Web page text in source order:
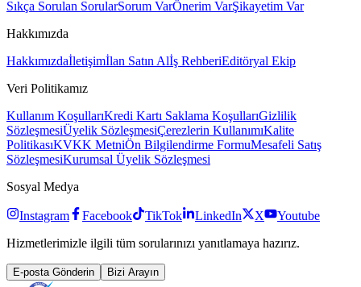
Sıkça Sorulan SorularSorum VarÖnerim VarŞikayetim Var
Hakkımızda
Hakkımızdaİletişimİlan Satın Alİş RehberiEditöryal Ekip
Veri Politikamız
Kullanım KoşullarıKredi Kartı Saklama KoşullarıGizlilik
SözleşmesiÜyelik SözleşmesiÇerezlerin KullanımıKalite
PolitikasıKVKK MetniÖn Bilgilendirme FormuMesafeli Satış
SözleşmesiKurumsal Üyelik Sözleşmesi
Sosyal Medya
Instagram Facebook TikTok LinkedIn X
Youtube
Hizmetlerimizle ilgili tüm sorularınızı yanıtlamaya hazırız.
E-posta Gönderin Bizi Arayın